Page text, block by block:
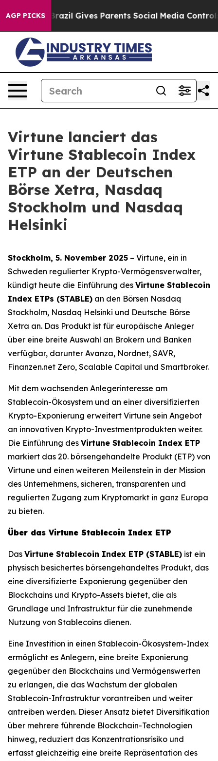
AGP PICKS
Brazil Gives Parents Social Media Controls for
Virtune lanciert das
Virtune Stablecoin Index
ETP an der Deutschen
Börse Xetra, Nasdaq
Stockholm und Nasdaq
Helsinki
Stockholm, 5. November 2025 – Virtune, ein in
Schweden regulierter Krypto-Vermögensverwalter,
kündigt heute die Einführung des Virtune Stablecoin
Index ETPs (STABLE) an den Börsen Nasdaq
Stockholm, Nasdaq Helsinki und Deutsche Börse
Xetra an. Das Produkt ist für europäische Anleger
über eine breite Auswahl an Brokern und Banken
verfügbar, darunter Avanza, Nordnet, SAVR,
Finanzen.net Zero, Scalable Capital und Smartbroker.
Mit dem wachsenden Anlegerinteresse am
Stablecoin-Ökosystem und an einer diversifizierten
Krypto-Exponierung erweitert Virtune sein Angebot
an innovativen Krypto-Investmentprodukten weiter.
Die Einführung des Virtune Stablecoin Index ETP
markiert das 20. börsengehandelte Produkt (ETP) von
Virtune und einen weiteren Meilenstein in der Mission
des Unternehmens, sicheren, transparenten und
regulierten Zugang zum Kryptomarkt in ganz Europa
zu bieten.
Über das Virtune Stablecoin Index ETP
Das Virtune Stablecoin Index ETP (STABLE) ist ein
physisch besichertes börsengehandeltes Produkt, das
eine diversifizierte Exponierung gegenüber den
Blockchains und Krypto-Assets bietet, die als
Grundlage und Infrastruktur für die zunehmende
Nutzung von Stablecoins dienen.
Eine Investition in einen Stablecoin-Ökosystem-Index
ermöglicht es Anlegern, eine breite Exponierung
gegenüber den Blockchains und Vermögenswerten
zu erlangen, die das Wachstum der globalen
Stablecoin-Infrastruktur vorantreiben und weiter
antreiben werden. Dieser Ansatz bietet Diversifikation
über mehrere führende Blockchain-Technologien
hinweg, reduziert das Konzentrationsrisiko und
erfasst gleichzeitig eine breite Repräsentation des